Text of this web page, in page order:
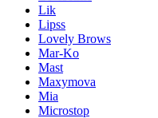
Lik
Lipss
Lovely Brows
Mar-Ko
Mast
Maxymova
Mia
Microstop